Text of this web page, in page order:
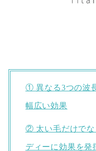
① 異なる3つの波
幅広い効果
② 太い毛だけでな
ディーに効果を発